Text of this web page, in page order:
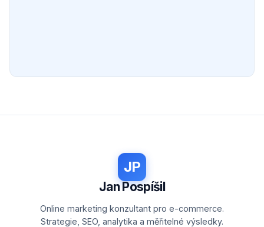
JP
Jan Pospíšil
Online marketing konzultant pro e-commerce.
Strategie, SEO, analytika a měřitelné výsledky.